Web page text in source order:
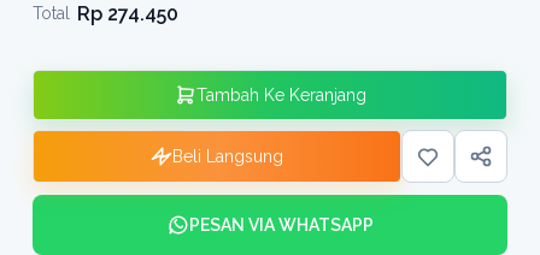
Putih - Orange - Biru Tua
Abu Tua - Orange - Biru Tua
Abu Tua - Coklat - Hijau Army
Cream - Tobacco - Hijau Army Cream - Hijau Stabilo
Total Rp 274.450
Tambah Ke Keranjang
Beli Langsung
PESAN VIA WHATSAPP